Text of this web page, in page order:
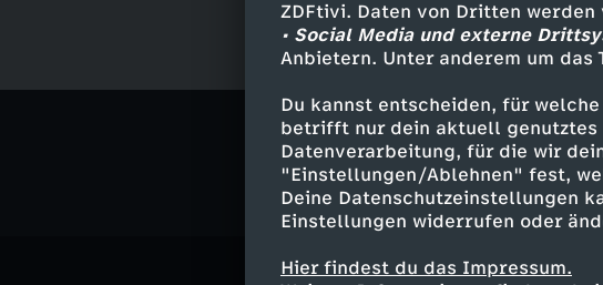
ZDFtivi. Daten von Dritten
• Social Media und externe
Anbietern. Unter anderem um
Du kannst entscheiden, für
betrifft nur dein aktuell genutztes
Datenverarbeitung, für die wir
"Einstellungen/Ablehnen" fest,
Deine Datenschutzeinstellungen
Einstellungen widerrufen oder
Hier findest du das Impressum.
Ähnliche Inhalte
Kultur